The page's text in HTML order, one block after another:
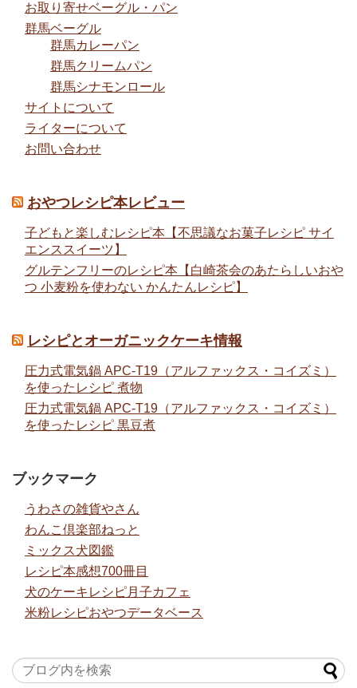
お取り寄せベーグル・パン
群馬ベーグル
群馬カレーパン
群馬クリームパン
群馬シナモンロール
サイトについて
ライターについて
お問い合わせ
おやつレシピ本レビュー
子どもと楽しむレシピ本【不思議なお菓子レシピ サイ
エンススイーツ】
グルテンフリーのレシピ本【白崎茶会のあたらしいおや
つ 小麦粉を使わない かんたんレシピ】
レシピとオーガニックケーキ情報
圧力式電気鍋 APC-T19（アルファックス・コイズミ）
を使ったレシピ 煮物
圧力式電気鍋 APC-T19（アルファックス・コイズミ）
を使ったレシピ 黒豆煮
ブックマーク
うわさの雑貨やさん
わんこ倶楽部ねっと
ミックス犬図鑑
レシピ本感想700冊目
犬のケーキレシピ月子カフェ
米粉レシピおやつデータベース